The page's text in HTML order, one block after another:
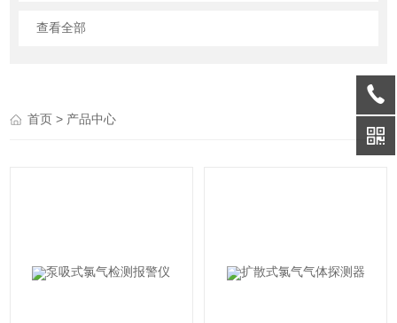
查看全部
首页 > 产品中心